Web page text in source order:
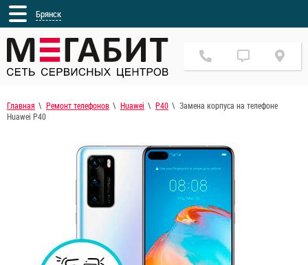
Брянск
Главная Ремонт телефонов Huawei P40
Замена корпуса на телефоне
Huawei P40